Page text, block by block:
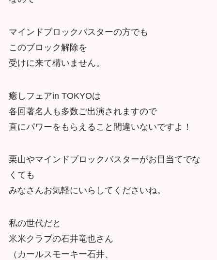
マインドブロックバスターの方でも
このブロック解除を
受けに来て構いません。
癒しフェアin TOKYOは
各回著名人も多数ご出演されますので
直にパワーをもらえること間違いないですよ！
栗山やマインドブロックバスターがお目当てでな
くても
みなさんお気軽にいらしてくださいね。
私の世代だと
米米クラブの石井竜也さん
（カールスモーキー石井、